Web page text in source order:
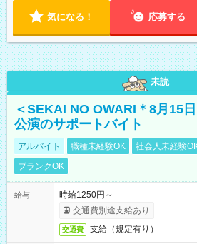
気になる！ 応募する
未読
＜SEKAI NO OWARI＊8月15
公演のサポートバイト
アルバイト 職種未経験OK 社会人未経験
ブランクOK
給与
時給1250円～
交通費別途支給あり
交通費 支給（規定有り）